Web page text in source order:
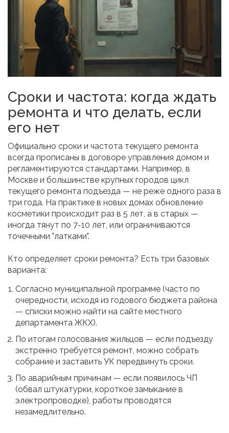
Сроки и частота: когда ждать
ремонта и что делать, если
его нет
Официально сроки и частота текущего ремонта
всегда прописаны в договоре управления домом и
регламентируются стандартами. Например, в
Москве и большинстве крупных городов цикл
текущего ремонта подъезда — не реже одного раза в
три года. На практике в новых домах обновление
косметики происходит раз в 5 лет, а в старых —
иногда тянут по 7-10 лет, или ограничиваются
точечными "латками".
Кто определяет сроки ремонта? Есть три базовых
варианта:
Согласно муниципальной программе (часто по
очередности, исходя из годового бюджета района
— списки можно найти на сайте местного
департамента ЖКХ).
По итогам голосования жильцов — если подъезду
экстренно требуется ремонт, можно собрать
собрание и заставить УК передвинуть сроки.
По аварийным причинам — если появилось ЧП
(обвал штукатурки, короткое замыкание в
электропроводке), работы проводятся
незамедлительно.